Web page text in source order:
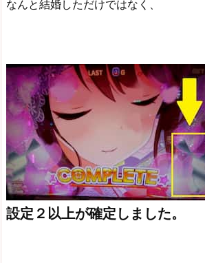
なんと結婚しただけではなく、
設定２以上が確定しました。